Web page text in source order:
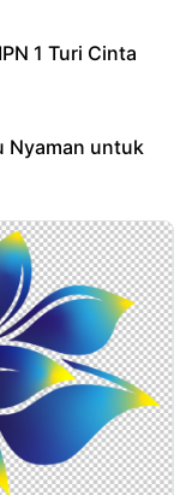
1 Turi Cinta
Nyaman untuk